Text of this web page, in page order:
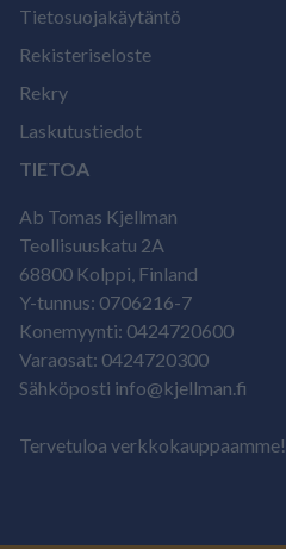
Tietosuojakäytäntö
Rekisteriseloste
Rekry
Laskutustiedot
TIETOA
Ab Tomas Kjellman
Teollisuuskatu 2A
68800 Kolppi, Finland
Y-tunnus: 0706216-7
Konemyynti: 0424720600
Varaosat: 0424720300
Sähköposti info@kjellman.fi
Tervetuloa verkkokauppaamme!